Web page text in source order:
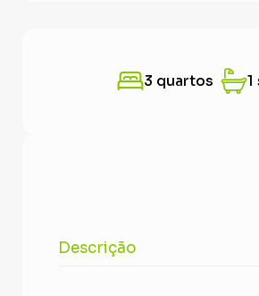
3 quartos
Descrição